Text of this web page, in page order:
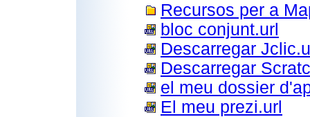
Recursos per a
bloc conjunt.url
Descarregar
Descarregar
el meu dossier
El meu prezi.url